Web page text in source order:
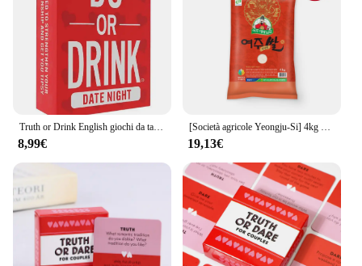
8,99€ 19,13€